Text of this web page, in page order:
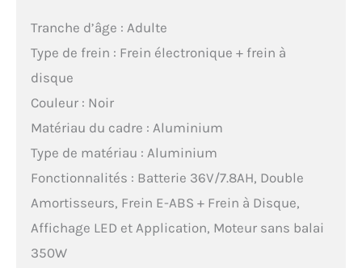
Tranche d’âge : Adulte
Type de frein : Frein électronique + frein à
disque
Couleur : Noir
Matériau du cadre : Aluminium
Type de matériau : Aluminium
Fonctionnalités : Batterie 36V/7.8AH, Double
Amortisseurs, Frein E-ABS + Frein à Disque,
Affichage LED et Application, Moteur sans balai
350W